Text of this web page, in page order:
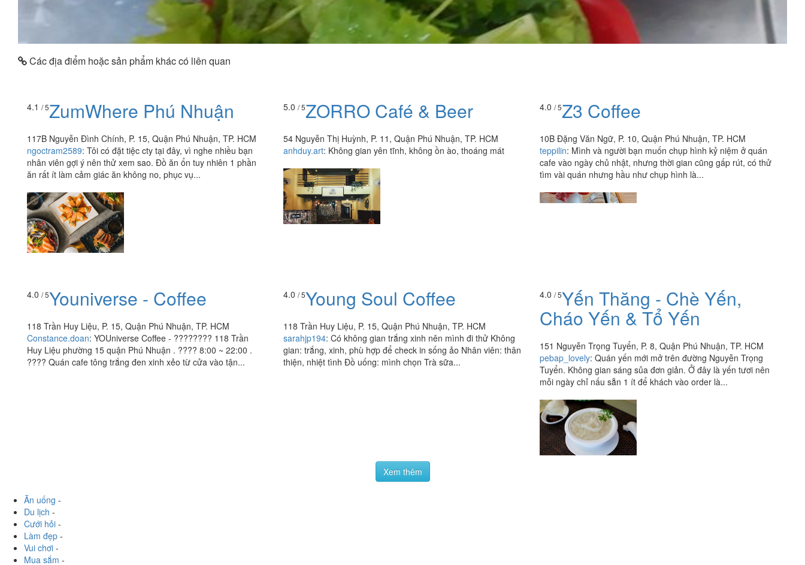
Các địa điểm hoặc sản phẩm khác có liên quan
4.1 / 5ZumWhere Phú Nhuận
117B Nguyễn Đình Chính, P. 15, Quận Phú Nhuận, TP. HCM
ngoctram2589: Tôi có đặt tiệc cty tại đây, vì nghe nhiều bạn
nhân viên gợi ý nên thử xem sao. Đồ ăn ổn tuy nhiên 1 phần
ăn rất ít làm cảm giác ăn không no, phục vụ...
5.0 / 5ZORRO Café & Beer
54 Nguyễn Thị Huỳnh, P. 11, Quận Phú Nhuận, TP. HCM
anhduy.art: Không gian yên tĩnh, không ồn ào, thoáng mát
4.0 / 5Z3 Coffee
10B Đặng Văn Ngữ, P. 10, Quận Phú Nhuận, TP. HCM
teppilin: Mình và người bạn muốn chụp hình kỷ niệm ở quán
cafe vào ngày chủ nhật, nhưng thời gian cũng gấp rút, có thử
tìm vài quán nhưng hầu như chụp hình là...
4.0 / 5Youniverse - Coffee
118 Trần Huy Liệu, P. 15, Quận Phú Nhuận, TP. HCM
Constance.doan: YOUniverse Coffee - ???????? 118 Trần
Huy Liệu phường 15 quận Phú Nhuận . ???? 8:00 ~ 22:00 .
???? Quán cafe tông trắng đen xinh xẻo từ cửa vào tận...
4.0 / 5Young Soul Coffee
118 Trần Huy Liệu, P. 15, Quận Phú Nhuận, TP. HCM
sarahjp194: Có không gian trắng xinh nên mình đi thử Không
gian: trắng, xinh, phù hợp để check in sống ảo Nhân viên: thân
thiện, nhiệt tình Đồ uống: mình chọn Trà sữa...
4.0 / 5Yến Thăng - Chè Yến,
Cháo Yến & Tổ Yến
151 Nguyễn Trọng Tuyển, P. 8, Quận Phú Nhuận, TP. HCM
pebap_lovely: Quán yến mới mở trên đường Nguyễn Trọng
Tuyển. Không gian sáng sủa đơn giản. Ở đây là yến tươi nên
mỗi ngày chỉ nấu sẵn 1 ít để khách vào order là...
Xem thêm
Ăn uống -
Du lịch -
Cưới hỏi -
Làm đẹp -
Vui chơi -
Mua sắm -